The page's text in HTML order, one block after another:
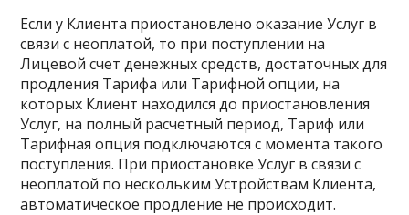
Если у Клиента приостановлено оказание Услуг в
связи с неоплатой, то при поступлении на
Лицевой счет денежных средств, достаточных для
продления Тарифа или Тарифной опции, на
которых Клиент находился до приостановления
Услуг, на полный расчетный период, Тариф или
Тарифная опция подключаются с момента такого
поступления. При приостановке Услуг в связи с
неоплатой по нескольким Устройствам Клиента,
автоматическое продление не происходит.